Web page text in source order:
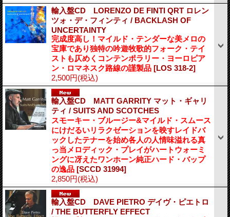
輸入盤CD LORENZO DE FINTI QRT ロレン
ツォ・デ・フィンティ / BACKLASH OF
UNCERTAINTY
完成度高し！マイルド・テンダーな美メロの
宝庫であり独特の吟遊牧歌的フォーク・テイ
ストも仄めくコンテンポラリー・ヨーロピア
ン・ロマネスク路線の謹製品 [LOS 318-2]
2,500円(税込)
輸入盤CD MATT GARRITY マット・ギャリ
ティ / SUITS AND SCOTCHES
スモーキー・ブルージー&マイルド・スムース
にけだるいリラクゼーションを映すレイドバ
ックしたテナーを始め各人の人情味溢れる真
っ当メロディック・プレイがハートウォーミ
ングに冴えたワンホーン純正ハード・バップ
の逸品 [SCCD 31994]
2,850円(税込)
輸入盤CD DAVE PIETRO デイヴ・ピエトロ
/ THE BUTTERFLY EFFECT